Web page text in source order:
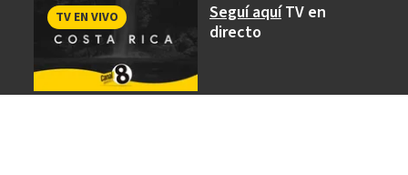
Seguí aquíTV en
directo
TV EN VIVO